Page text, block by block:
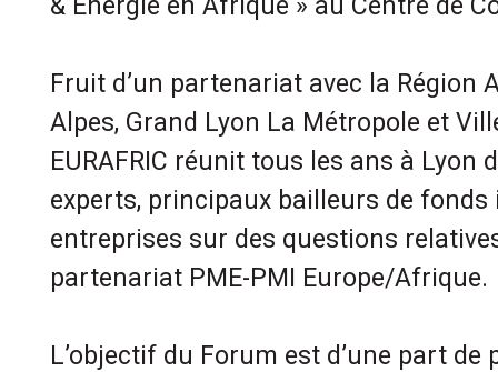
& Énergie en Afrique » au Centre de
Fruit d’un partenariat avec la Région
Alpes, Grand Lyon La Métropole et
EURAFRIC réunit tous les ans à Lyon
experts, principaux bailleurs de
entreprises sur des questions
partenariat PME-PMI Europe/Afrique.
L’objectif du Forum est d’une part de